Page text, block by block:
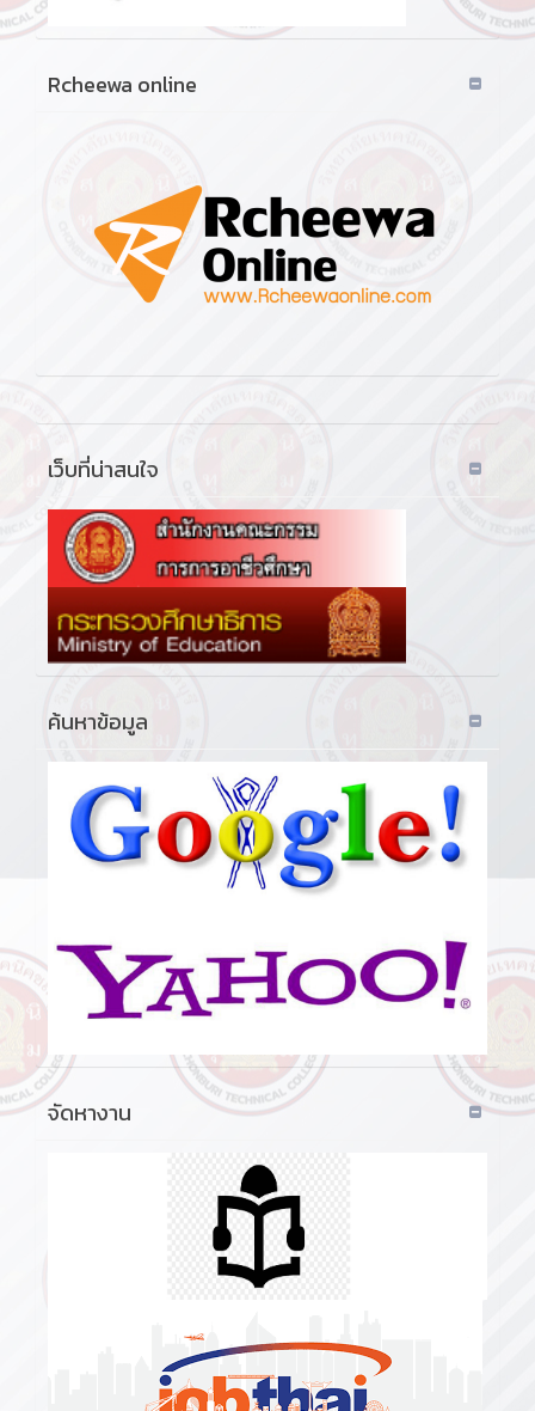
Rcheewa online
เว็บที่น่าสนใจ
ค้นหาข้อมูล
จัดหางาน